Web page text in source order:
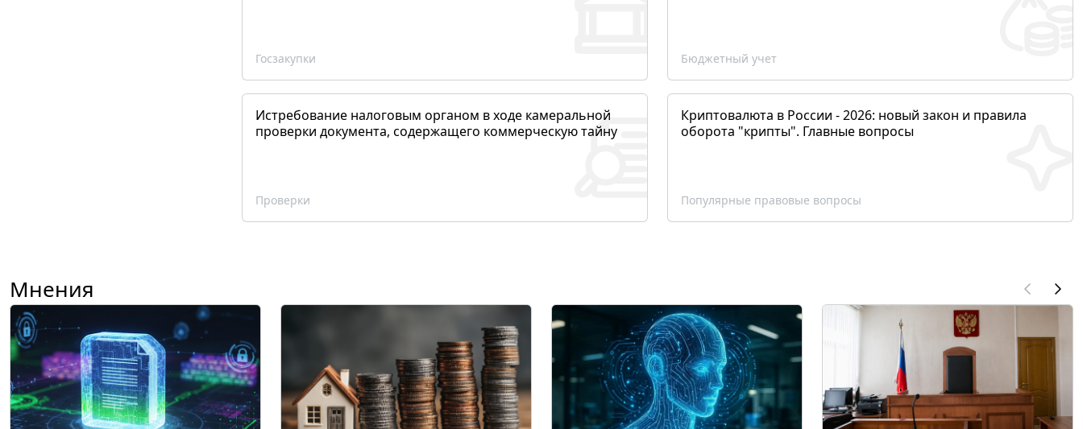
Госзакупки Бюджетный учет
Истребование налоговым органом в ходе камеральной
проверки документа, содержащего коммерческую тайну
Проверки
Криптовалюта в России - 2026: новый закон и правила
оборота "крипты". Главные вопросы
Популярные правовые вопросы
Мнения